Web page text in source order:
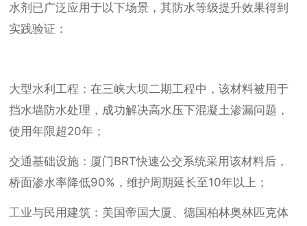
水剂已广泛应用于以下场景，其防水等级提升效果得到
实践验证：
大型水利工程：在三峡大坝二期工程中，该材料被用于
挡水墙防水处理，成功解决高水压下混凝土渗漏问题，
使用年限超20年；
交通基础设施：厦门BRT快速公交系统采用该材料后，
桥面渗水率降低90%，维护周期延长至10年以上；
工业与民用建筑：美国帝国大厦、德国柏林奥林匹克体